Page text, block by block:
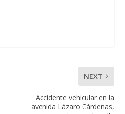
NEXT
Accidente vehicular en la
avenida Lázaro Cárdenas,